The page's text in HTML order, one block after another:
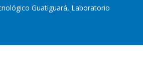
Guatiguará, Laboratorio